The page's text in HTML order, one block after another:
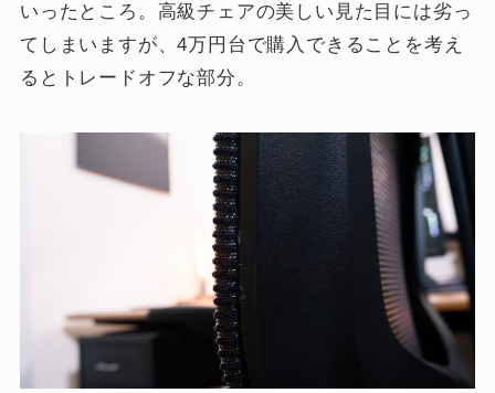
いったところ。高級チェアの美しい見た目には劣っ
てしまいますが、4万円台で購入できることを考え
るとトレードオフな部分。